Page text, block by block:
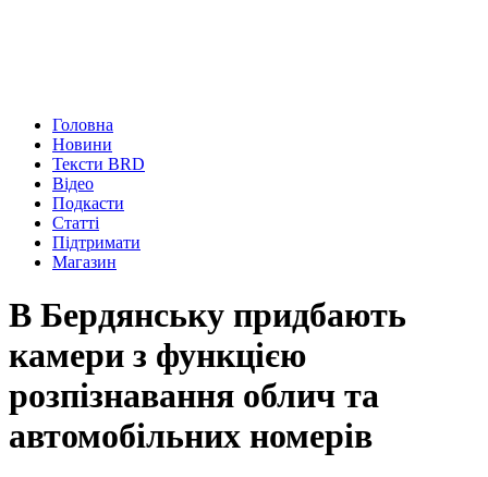
Головна
Новини
Тексти BRD
Відео
Подкасти
Статті
Підтримати
Магазин
В Бердянську придбають
камери з функцією
розпізнавання облич та
автомобільних номерів